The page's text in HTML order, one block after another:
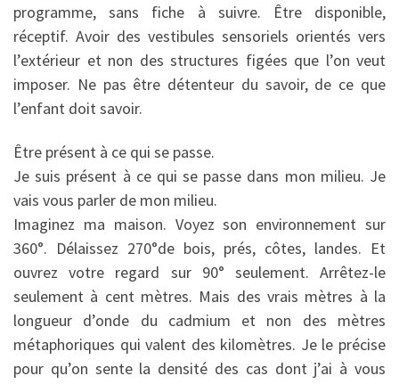
programme, sans fiche à suivre. Être disponible,
réceptif. Avoir des vestibules sensoriels orientés vers
l’extérieur et non des structures figées que l’on veut
imposer. Ne pas être détenteur du savoir, de ce que
l’enfant doit savoir.
Être présent à ce qui se passe.
Je suis présent à ce qui se passe dans mon milieu. Je
vais vous parler de mon milieu.
Imaginez ma maison. Voyez son environnement sur
360°. Délaissez 270°de bois, prés, côtes, landes. Et
ouvrez votre regard sur 90° seulement. Arrêtez-le
seulement à cent mètres. Mais des vrais mètres à la
longueur d’onde du cadmium et non des mètres
métaphoriques qui valent des kilomètres. Je le précise
pour qu’on sente la densité des cas dont j’ai à vous